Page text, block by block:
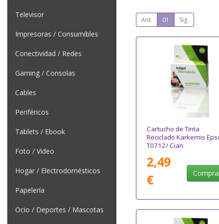
Televisor
Impresoras / Consumibles
Conectividad / Redes
Gaming / Consolas
Cables
Periféricos
Tablets / Ebook
Foto / Video
Hogar / Electrodomésticos
Papelería
Ocio / Deportes / Mascotas
Ant. 01 Sig.
Cartucho de Tinta
Reciclado Karkemis
T0712/ Cian
2,49
€